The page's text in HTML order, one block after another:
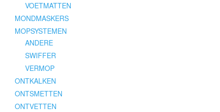
VOETMATTEN
MONDMASKERS
MOPSYSTEMEN
ANDERE
SWIFFER
VERMOP
ONTKALKEN
ONTSMETTEN
ONTVETTEN